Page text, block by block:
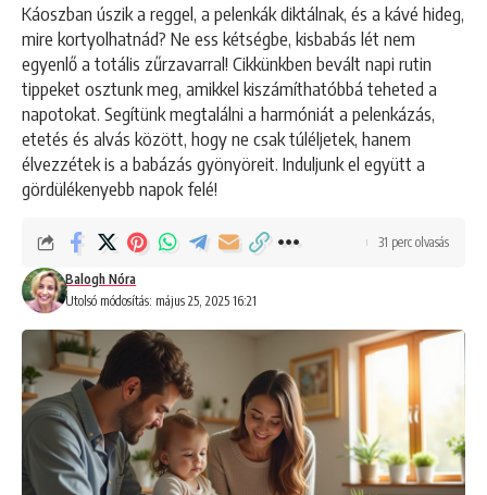
Káoszban úszik a reggel, a pelenkák diktálnak, és a kávé hideg,
mire kortyolhatnád? Ne ess kétségbe, kisbabás lét nem
egyenlő a totális zűrzavarral! Cikkünkben bevált napi rutin
tippeket osztunk meg, amikkel kiszámíthatóbbá teheted a
napotokat. Segítünk megtalálni a harmóniát a pelenkázás,
etetés és alvás között, hogy ne csak túléljetek, hanem
élvezzétek is a babázás gyönyöreit. Induljunk el együtt a
gördülékenyebb napok felé!
Utolsó módosítás: május 25, 2025 16:21
Balogh Nóra
31 perc olvasás